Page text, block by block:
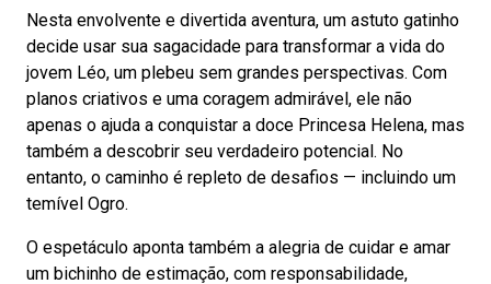
Nesta envolvente e divertida aventura, um astuto gatinho
decide usar sua sagacidade para transformar a vida do
jovem Léo, um plebeu sem grandes perspectivas. Com
planos criativos e uma coragem admirável, ele não
apenas o ajuda a conquistar a doce Princesa Helena, mas
também a descobrir seu verdadeiro potencial. No
entanto, o caminho é repleto de desafios — incluindo um
temível Ogro.
O espetáculo aponta também a alegria de cuidar e amar
um bichinho de estimação, com responsabilidade,